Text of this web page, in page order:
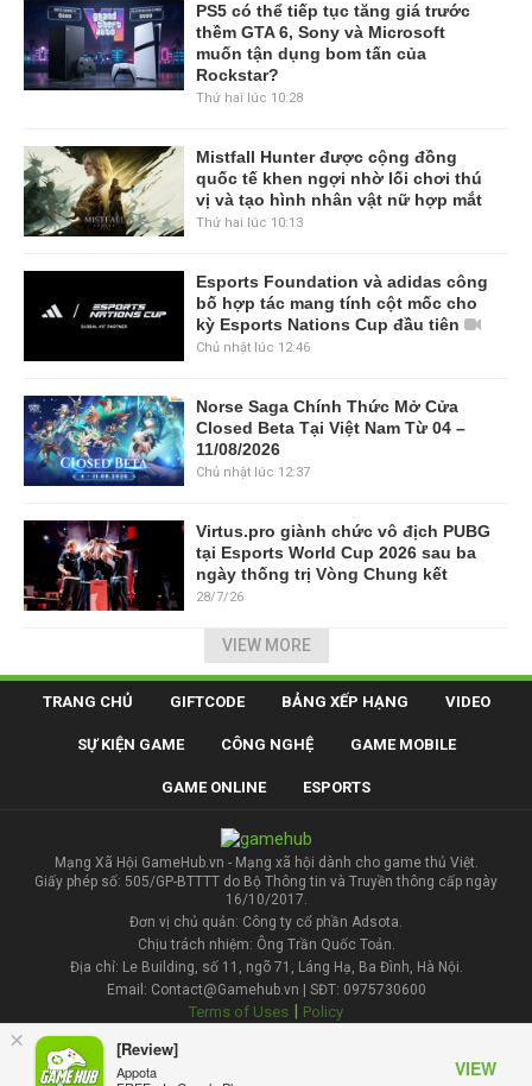
× [Review]
Appota
VIEW
PS5 có thể tiếp tục tăng giá trước
thềm GTA 6, Sony và Microsoft
muốn tận dụng bom tấn của
Rockstar?
Thứ hai lúc 10:28
Mistfall Hunter được cộng đồng
quốc tế khen ngợi nhờ lối chơi thú
vị và tạo hình nhân vật nữ hợp mắt
Thứ hai lúc 10:13
Esports Foundation và adidas công
bố hợp tác mang tính cột mốc cho
kỳ Esports Nations Cup đầu tiên
Chủ nhật lúc 12:46
Norse Saga Chính Thức Mở Cửa
Closed Beta Tại Việt Nam Từ 04 –
11/08/2026
Chủ nhật lúc 12:37
Virtus.pro giành chức vô địch PUBG
tại Esports World Cup 2026 sau ba
ngày thống trị Vòng Chung kết
28/7/26
VIEW MORE
TRANG CHỦ GIFTCODE BẢNG XẾP HẠNG VIDEO
SỰ KIỆN GAME CÔNG NGHỆ GAME MOBILE
GAME ONLINE ESPORTS
Mạng Xã Hội GameHub.vn - Mạng xã hội dành cho game thủ Việt.
Giấy phép số: 505/GP-BTTTT do Bộ Thông tin và Truyền thông cấp ngày
16/10/2017.
Đơn vị chủ quản: Công ty cổ phần Adsota.
Chịu trách nhiệm: Ông Trần Quốc Toản.
Địa chỉ: Le Building, số 11, ngõ 71, Láng Hạ, Ba Đình, Hà Nội.
Email: Contact@Gamehub.vn | SĐT: 0975730600
Terms of Uses | Policy